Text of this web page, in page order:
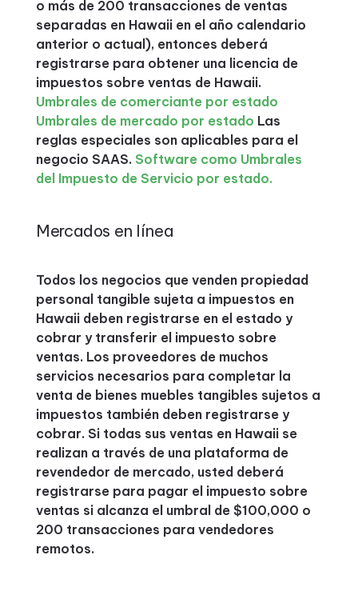
o más de 200 transacciones de ventas
separadas en Hawaii en el año calendario
anterior o actual), entonces deberá
registrarse para obtener una licencia de
impuestos sobre ventas de Hawaii.
Umbrales de comerciante por estado
Umbrales de mercado por estado Las
reglas especiales son aplicables para el
negocio SAAS. Software como Umbrales
del Impuesto de Servicio por estado.
Mercados en línea
Todos los negocios que venden propiedad
personal tangible sujeta a impuestos en
Hawaii deben registrarse en el estado y
cobrar y transferir el impuesto sobre
ventas. Los proveedores de muchos
servicios necesarios para completar la
venta de bienes muebles tangibles sujetos a
impuestos también deben registrarse y
cobrar. Si todas sus ventas en Hawaii se
realizan a través de una plataforma de
revendedor de mercado, usted deberá
registrarse para pagar el impuesto sobre
ventas si alcanza el umbral de $100,000 o
200 transacciones para vendedores
remotos.